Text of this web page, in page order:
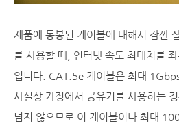
제품에 동봉된 케이블에 대해서 잠깐
를 사용할 때, 인터넷 속도 최대치를
입니다. CAT.5e 케이블은 최대
사실상 가정에서 공유기를 사용하는
넘지 않으므로 이 케이블이나 최대